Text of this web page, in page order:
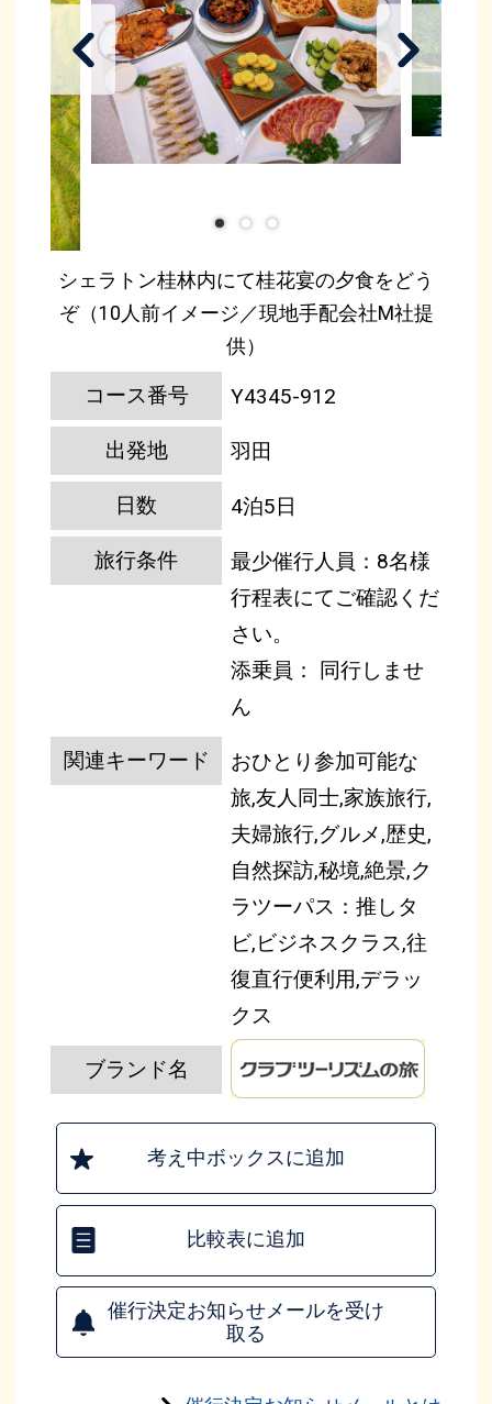
シェラトン桂林内にて桂花宴の夕食をどう
ぞ（10人前イメージ／現地手配会社M社提
供）
コース番号 Y4345-912
出発地 羽田
日数 4泊5日
旅行条件
最少催行人員：8名様
行程表にてご確認くだ
さい。
添乗員： 同行しませ
ん
関連キーワード
おひとり参加可能な
旅,友人同士,家族旅行,
夫婦旅行,グルメ,歴史,
自然探訪,秘境,絶景,ク
ラツーパス：推しタ
ビ,ビジネスクラス,往
復直行便利用,デラッ
クス
ブランド名
考え中ボックスに追加
比較表に追加
催行決定お知らせメールを受け
取る